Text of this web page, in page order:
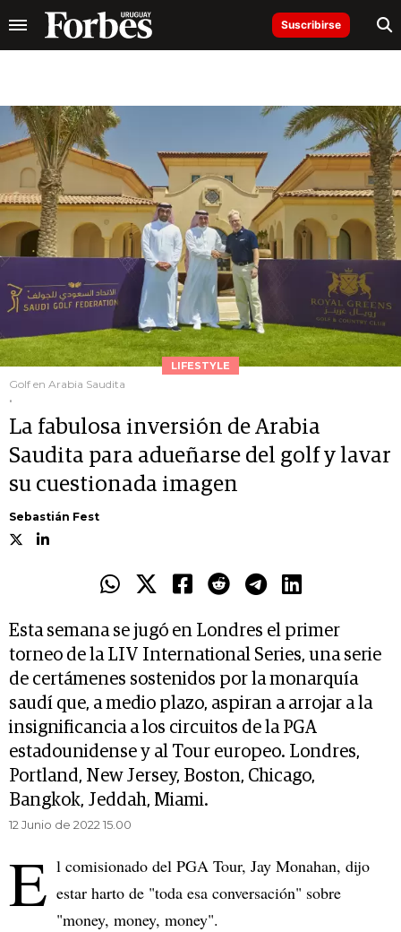
Suscribirse
LIFESTYLE
Golf en Arabia Saudita
.
La fabulosa inversión de Arabia
Saudita para adueñarse del golf y lavar
su cuestionada imagen
Sebastián Fest
Esta semana se jugó en Londres el primer
torneo de la LIV International Series, una serie
de certámenes sostenidos por la monarquía
saudí que, a medio plazo, aspiran a arrojar a la
insignificancia a los circuitos de la PGA
estadounidense y al Tour europeo. Londres,
Portland, New Jersey, Boston, Chicago,
Bangkok, Jeddah, Miami.
12 Junio de 2022 15.00
E l comisionado del PGA Tour, Jay Monahan, dijo
estar harto de "toda esa conversación" sobre
"money, money, money".